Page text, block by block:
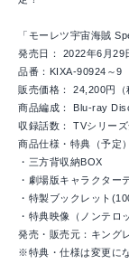
「モーレツ宇宙海賊
発売日： 2022年6月29
品番：KIXA-90924～9
販売価格： 24,200円（
商品編成： Blu-ray
収録話数： TVシリー
商品仕様・特典（予定
・三方背収納BOX
・劇場版キャラクター
・特製ブックレット
・特典映像（ノンテロ
発売・販売元：キング
※特典・仕様は変更に